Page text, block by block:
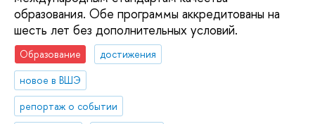
образования. Обе программы аккредитованы на
шесть лет без дополнительных условий.
Образование
достижения
новое в ВШЭ
репортаж о событии